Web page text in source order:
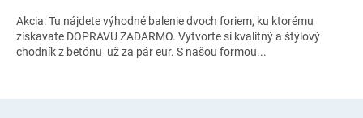
Akcia: Tu nájdete výhodné balenie dvoch foriem, ku ktorému
získavate DOPRAVU ZADARMO. Vytvorte si kvalitný a štýlový
chodník z betónu už za pár eur. S našou formou...